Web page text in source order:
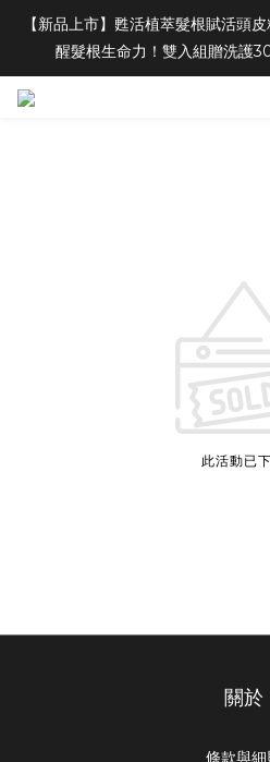
【新品上市】甦活植萃髮根賦活頭
醒髮根生命力！雙入組贈洗護
此活動已
關於
條款與細